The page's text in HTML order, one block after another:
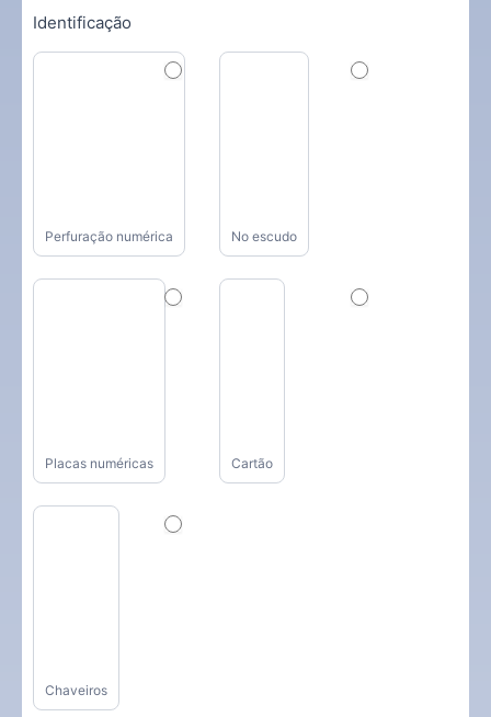
Identificação
Perfuração numérica No escudo
Placas numéricas Cartão
Chaveiros